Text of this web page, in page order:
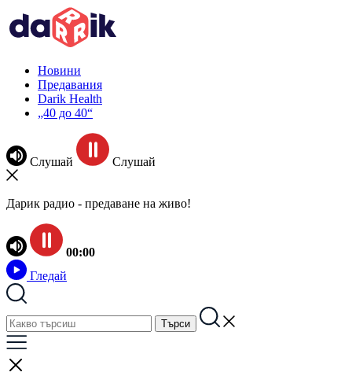
Новини
Предавания
Darik Health
„40 до 40“
Слушай Слушай
Дарик радио - предаване на живо!
00:00
Гледай